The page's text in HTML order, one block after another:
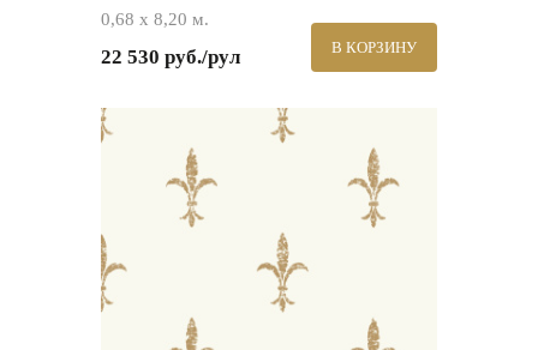
0,68 х 8,20 м.
22 530 руб./рул В КОРЗИНУ